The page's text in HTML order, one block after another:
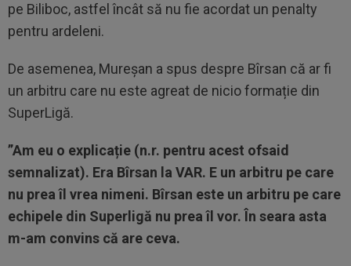
pe Biliboc, astfel încât să nu fie acordat un penalty
pentru ardeleni.
De asemenea, Mureșan a spus despre Bîrsan că ar fi
un arbitru care nu este agreat de nicio formație din
SuperLigă.
”Am eu o explicație (n.r. pentru acest ofsaid
semnalizat). Era Bîrsan la VAR. E un arbitru pe care
nu prea îl vrea nimeni. Bîrsan este un arbitru pe care
echipele din Superligă nu prea îl vor. În seara asta
m-am convins că are ceva.